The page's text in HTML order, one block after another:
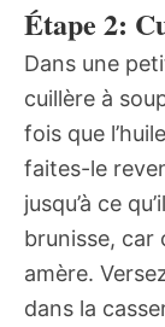
Étape 2:
Dans une
cuillère à
fois que
faites-le
jusqu’à ce
brunisse, car
amère.
dans la